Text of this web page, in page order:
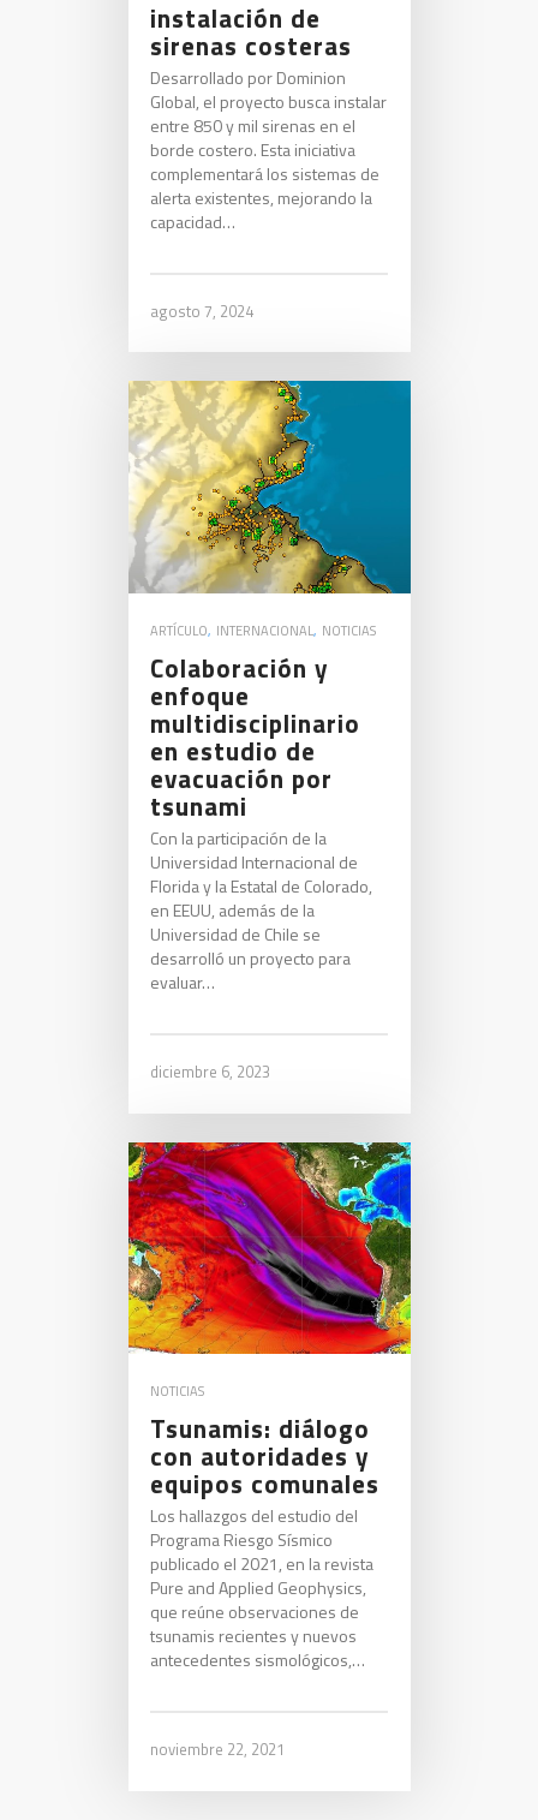
instalación de
sirenas costeras
Desarrollado por Dominion
Global, el proyecto busca instalar
entre 850 y mil sirenas en el
borde costero. Esta iniciativa
complementará los sistemas de
alerta existentes, mejorando la
capacidad…
agosto 7, 2024
ARTÍCULO, INTERNACIONAL, NOTICIAS
Colaboración y
enfoque
multidisciplinario
en estudio de
evacuación por
tsunami
Con la participación de la
Universidad Internacional de
Florida y la Estatal de Colorado,
en EEUU, además de la
Universidad de Chile se
desarrolló un proyecto para
evaluar…
diciembre 6, 2023
NOTICIAS
Tsunamis: diálogo
con autoridades y
equipos comunales
Los hallazgos del estudio del
Programa Riesgo Sísmico
publicado el 2021, en la revista
Pure and Applied Geophysics,
que reúne observaciones de
tsunamis recientes y nuevos
antecedentes sismológicos,…
noviembre 22, 2021